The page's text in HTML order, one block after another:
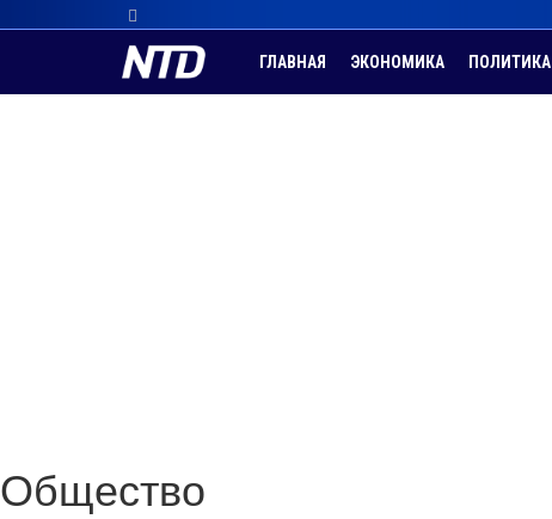
ГЛАВНАЯ ЭКОНОМИКА ПОЛИТИКА
Общество